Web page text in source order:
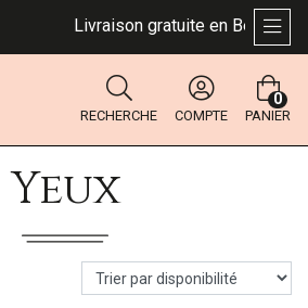
Livraison gratuite en
RECHERCHE COMPTE PANIER
0
Yeux